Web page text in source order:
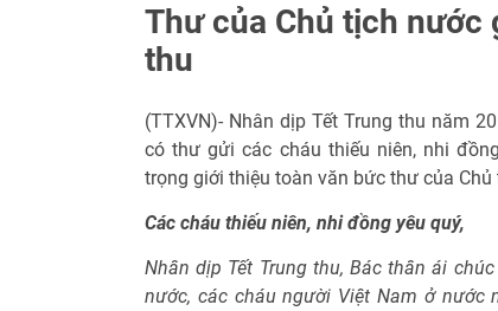
Thư của Chủ tịch nước
thu
(TTXVN)- Nhân dịp Tết Trung thu năm
có thư gửi các cháu thiếu niên, nhi
trọng giới thiệu toàn văn bức thư của Chủ
Các cháu thiếu niên, nhi đồng yêu quý,
Nhân dịp Tết Trung thu, Bác thân ái
nước, các cháu người Việt Nam ở